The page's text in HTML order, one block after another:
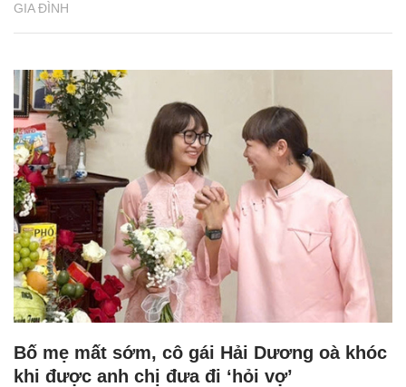
GIA ĐÌNH
Bố mẹ mất sớm, cô gái Hải Dương oà khóc
khi được anh chị đưa đi ‘hỏi vợ’